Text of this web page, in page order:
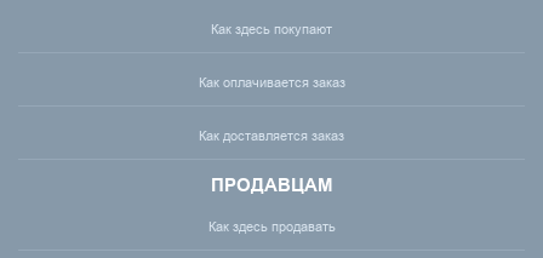
Как здесь покупают
Как оплачивается заказ
Как доставляется заказ
ПРОДАВЦАМ
Как здесь продавать